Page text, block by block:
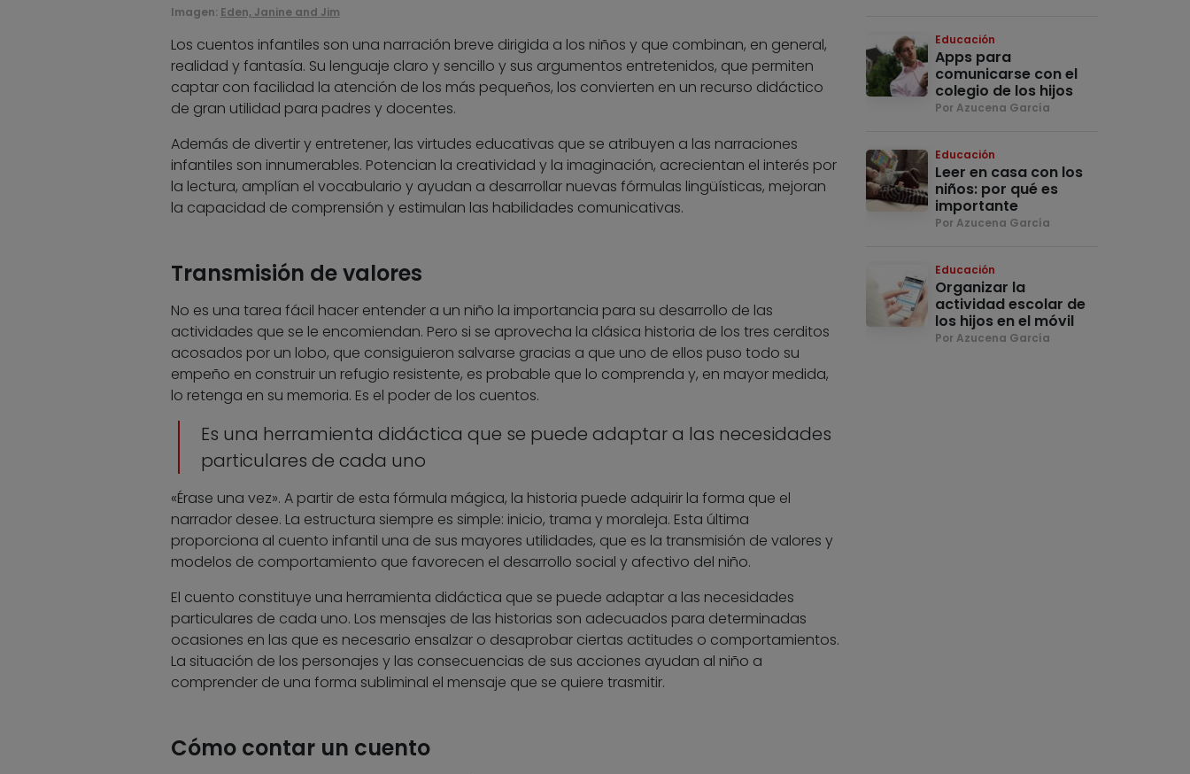
Imagen: Eden, Janine and Jim
Los cuentos infantiles son una narración breve dirigida a los niños y que combinan, en general,
realidad y fantasía. Su lenguaje claro y sencillo y sus argumentos entretenidos, que permiten
captar con facilidad la atención de los más pequeños, los convierten en un recurso didáctico
de gran utilidad para padres y docentes.
Además de divertir y entretener, las virtudes educativas que se atribuyen a las narraciones
infantiles son innumerables. Potencian la creatividad y la imaginación, acrecientan el interés por
la lectura, amplían el vocabulario y ayudan a desarrollar nuevas fórmulas lingüísticas, mejoran
la capacidad de comprensión y estimulan las habilidades comunicativas.
Transmisión de valores
No es una tarea fácil hacer entender a un niño la importancia para su desarrollo de las
actividades que se le encomiendan. Pero si se aprovecha la clásica historia de los tres cerditos
acosados por un lobo, que consiguieron salvarse gracias a que uno de ellos puso todo su
empeño en construir un refugio resistente, es probable que lo comprenda y, en mayor medida,
lo retenga en su memoria. Es el poder de los cuentos.
Es una herramienta didáctica que se puede adaptar a las necesidades
particulares de cada uno
«Érase una vez». A partir de esta fórmula mágica, la historia puede adquirir la forma que el
narrador desee. La estructura siempre es simple: inicio, trama y moraleja. Esta última
proporciona al cuento infantil una de sus mayores utilidades, que es la transmisión de valores y
modelos de comportamiento que favorecen el desarrollo social y afectivo del niño.
El cuento constituye una herramienta didáctica que se puede adaptar a las necesidades
particulares de cada uno. Los mensajes de las historias son adecuados para determinadas
ocasiones en las que es necesario ensalzar o desaprobar ciertas actitudes o comportamientos.
La situación de los personajes y las consecuencias de sus acciones ayudan al niño a
comprender de una forma subliminal el mensaje que se quiere trasmitir.
Cómo contar un cuento
Educación
Apps para
comunicarse con el
colegio de los hijos
Por Azucena García
Educación
Leer en casa con los
niños: por qué es
importante
Por Azucena García
Educación
Organizar la
actividad escolar de
los hijos en el móvil
Por Azucena García